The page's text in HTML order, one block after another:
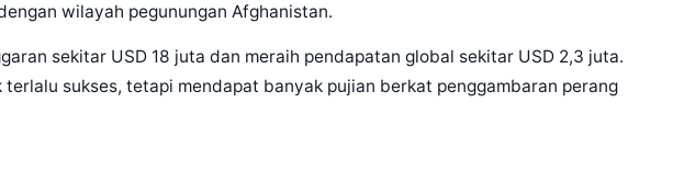
wilayah pegunungan Afghanistan.
sekitar USD 18 juta dan meraih pendapatan global sekitar USD 2,3 juta.
sukses, tetapi mendapat banyak pujian berkat penggambaran perang